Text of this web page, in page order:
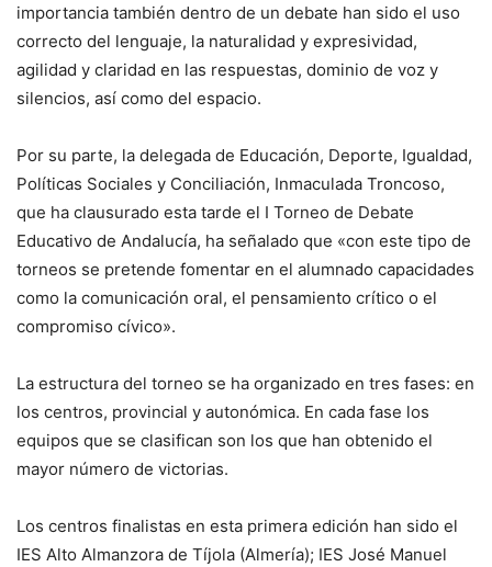
importancia también dentro de un debate han sido el uso
correcto del lenguaje, la naturalidad y expresividad,
agilidad y claridad en las respuestas, dominio de voz y
silencios, así como del espacio.
Por su parte, la delegada de Educación, Deporte, Igualdad,
Políticas Sociales y Conciliación, Inmaculada Troncoso,
que ha clausurado esta tarde el I Torneo de Debate
Educativo de Andalucía, ha señalado que «con este tipo de
torneos se pretende fomentar en el alumnado capacidades
como la comunicación oral, el pensamiento crítico o el
compromiso cívico».
La estructura del torneo se ha organizado en tres fases: en
los centros, provincial y autonómica. En cada fase los
equipos que se clasifican son los que han obtenido el
mayor número de victorias.
Los centros finalistas en esta primera edición han sido el
IES Alto Almanzora de Tíjola (Almería); IES José Manuel